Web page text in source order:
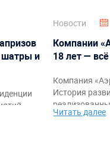
шатры и
Новости
Компании
18 лет —
Компания
История
Читать далее